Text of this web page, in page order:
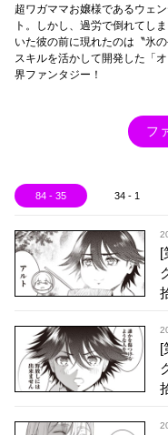
超ワガママお嬢様であるウェ
ト。しかし、過労で倒れてし
いた彼の前に現れたのは〝氷
スキルを活かして開発した「
界ファンタジー！
フ
84 - 35 34 - 1
[
[